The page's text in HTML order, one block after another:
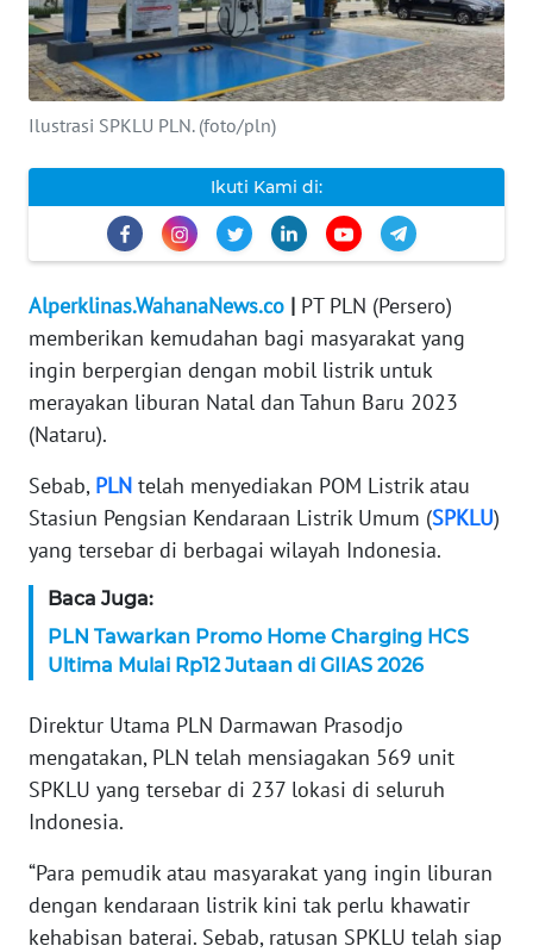
Ilustrasi SPKLU PLN. (foto/pln)
Ikuti Kami di:
Alperklinas.WahanaNews.co | PT PLN (Persero)
memberikan kemudahan bagi masyarakat yang
ingin berpergian dengan mobil listrik untuk
merayakan liburan Natal dan Tahun Baru 2023
(Nataru).
Sebab, PLN telah menyediakan POM Listrik atau
Stasiun Pengsian Kendaraan Listrik Umum (SPKLU)
yang tersebar di berbagai wilayah Indonesia.
Baca Juga:
PLN Tawarkan Promo Home Charging HCS
Ultima Mulai Rp12 Jutaan di GIIAS 2026
Direktur Utama PLN Darmawan Prasodjo
mengatakan, PLN telah mensiagakan 569 unit
SPKLU yang tersebar di 237 lokasi di seluruh
Indonesia.
“Para pemudik atau masyarakat yang ingin liburan
dengan kendaraan listrik kini tak perlu khawatir
kehabisan baterai. Sebab, ratusan SPKLU telah siap
INFO
IKLAN
TENTANG
KAMI
PEDOMAN
REDAKSI
KARIR
Wahana
News
WN
SUMUT
WN
JAKARTA
WN
WN
BANTEN